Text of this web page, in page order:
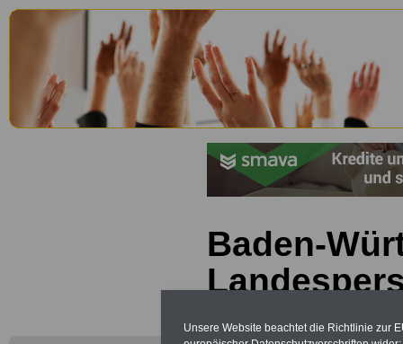
Baden-
Unsere Website beachtet die Richtlinie zur